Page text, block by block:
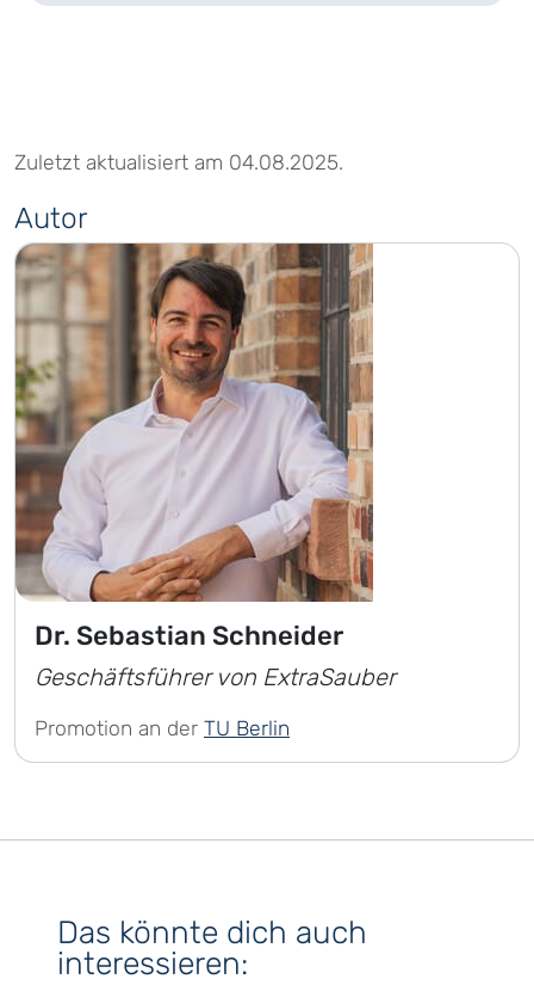
Zuletzt aktualisiert am 04.08.2025.
Autor
Dr. Sebastian Schneider
Geschäftsführer von ExtraSauber
Promotion an der TU Berlin
Das könnte dich auch
interessieren: